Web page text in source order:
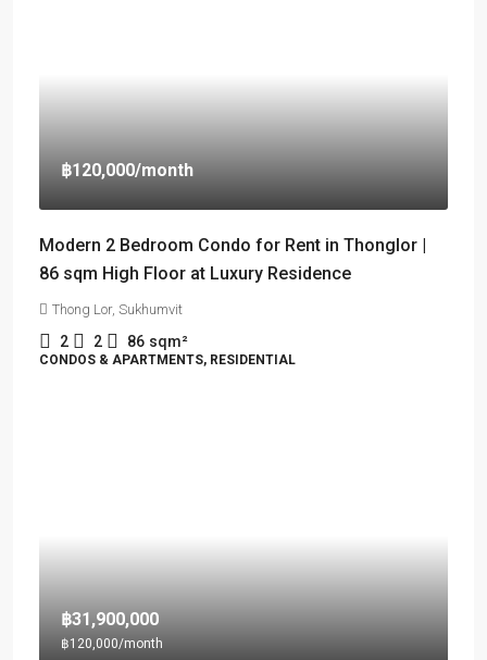
฿120,000/month
Modern 2 Bedroom Condo for Rent in Thonglor |
86 sqm High Floor at Luxury Residence
Thong Lor, Sukhumvit
2 2 86 sqm²
CONDOS & APARTMENTS, RESIDENTIAL
฿31,900,000
฿120,000/month